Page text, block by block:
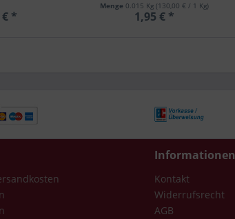
€ *
Menge 0.015 Kg (130,00 € / 1 Kg)
1,95 € *
Informationen
Kontakt
Widerrufsrecht
AGB